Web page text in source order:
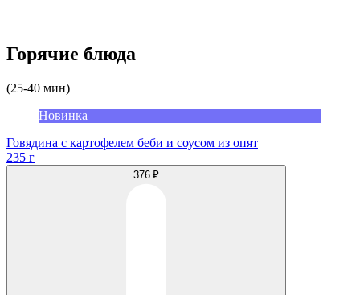
Горячие блюда
(25-40 мин)
Новинка
Говядина с картофелем беби и соусом из опят
235 г
376 ₽